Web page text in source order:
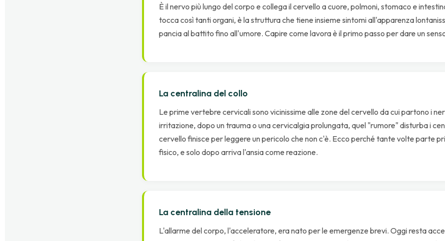
È il nervo più lungo del corpo e collega il cervello a cuore, polmoni, stomaco e
tocca così tanti organi, è la struttura che tiene insieme sintomi all'apparenza
pancia al battito fino all'umore. Capire come lavora è il primo passo per dare un
La centralina del collo
Le prime vertebre cervicali sono vicinissime alle zone del cervello da cui partono i
irritazione, dopo un trauma o una cervicalgia prolungata, quel "rumore" disturba i
cervello finisce per leggere un pericolo che non c'è. Ecco perché tante volte parte
fisico, e solo dopo arriva l'ansia come reazione.
La centralina della tensione
L'allarme del corpo, l'acceleratore, era nato per le emergenze brevi. Oggi resta